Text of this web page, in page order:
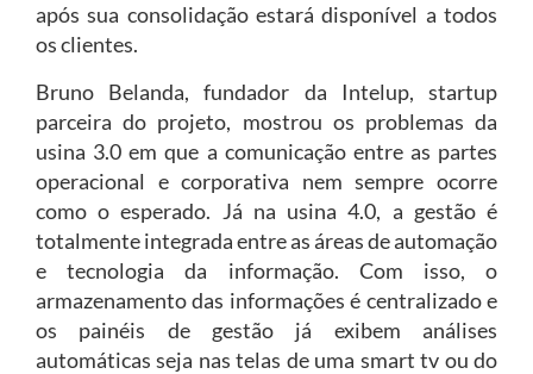
após sua consolidação estará disponível a todos
os clientes.
Bruno Belanda, fundador da Intelup, startup
parceira do projeto, mostrou os problemas da
usina 3.0 em que a comunicação entre as partes
operacional e corporativa nem sempre ocorre
como o esperado. Já na usina 4.0, a gestão é
totalmente integrada entre as áreas de automação
e tecnologia da informação. Com isso, o
armazenamento das informações é centralizado e
os painéis de gestão já exibem análises
automáticas seja nas telas de uma smart tv ou do